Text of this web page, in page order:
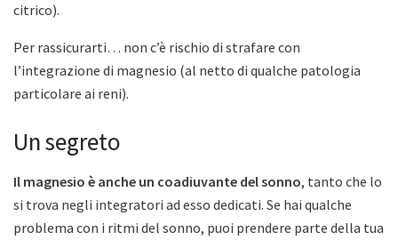
citrico).
Per rassicurarti… non c’è rischio di strafare con
l’integrazione di magnesio (al netto di qualche patologia
particolare ai reni).
Un segreto
Il magnesio è anche un coadiuvante del sonno, tanto che lo
si trova negli integratori ad esso dedicati. Se hai qualche
problema con i ritmi del sonno, puoi prendere parte della tua